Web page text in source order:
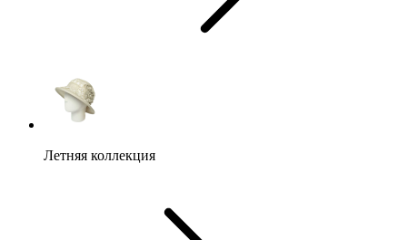
Летняя коллекция